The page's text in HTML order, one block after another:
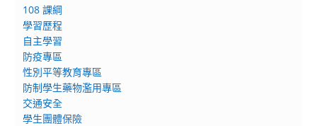
108 課綱
學習歷程
自主學習
防疫專區
性別平等教育專區
防制學生藥物濫用專區
交通安全
學生團體保險